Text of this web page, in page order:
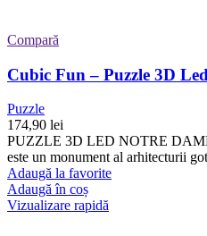
Compară
Cubic Fun – Puzzle 3D
Puzzle
174,90 lei
PUZZLE 3D LED NOTRE
este un monument al arhitecturii
Adaugă la favorite
Adaugă în coș
Vizualizare rapidă